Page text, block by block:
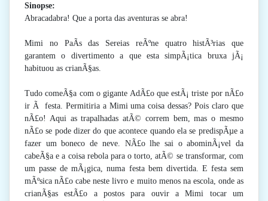
Sinopse:
Abracadabra! Que a porta das aventuras se abra!
Mimi no PaÃ­s das Sereias reÃºne quatro histÃ³rias que
garantem o divertimento a que esta simpÃ¡tica bruxa jÃ¡
habituou as crianÃ§as.
Tudo comeÃ§a com o gigante AdÃ£o que estÃ¡ triste por nÃ£o
ir Ã festa. Permitiria a Mimi uma coisa dessas? Pois claro que
nÃ£o! Aqui as trapalhadas atÃ© correm bem, mas o mesmo
nÃ£o se pode dizer do que acontece quando ela se predispÃµe a
fazer um boneco de neve. NÃ£o lhe sai o abominÃ¡vel da
cabeÃ§a e a coisa rebola para o torto, atÃ© se transformar, com
um passe de mÃ¡gica, numa festa bem divertida. E festa sem
mÃºsica nÃ£o cabe neste livro e muito menos na escola, onde as
crianÃ§as estÃ£o a postos para ouvir a Mimi tocar um